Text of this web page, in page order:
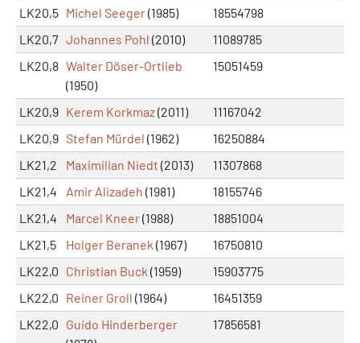
LK20,5 Michel Seeger(1985)
18554798
LK20,7 Johannes Pohl (2010)
11089785
LK20,8 Walter Döser-Ortlieb
(1950)
15051459
LK20,9 Kerem Korkmaz(2011)
11167042
LK20,9 Stefan Mürdel (1962)
16250884
LK21,2
Maximilian Niedt (2013)
11307868
LK21,4
Amir Alizadeh (1981)
18155746
LK21,4
Marcel Kneer(1988)
18851004
LK21,5
Holger Beranek (1967)
16750810
LK22,0 Christian Buck (1959)
15903775
LK22,0 Reiner Groll (1964)
16451359
LK22,0 Guido Hinderberger
17856581